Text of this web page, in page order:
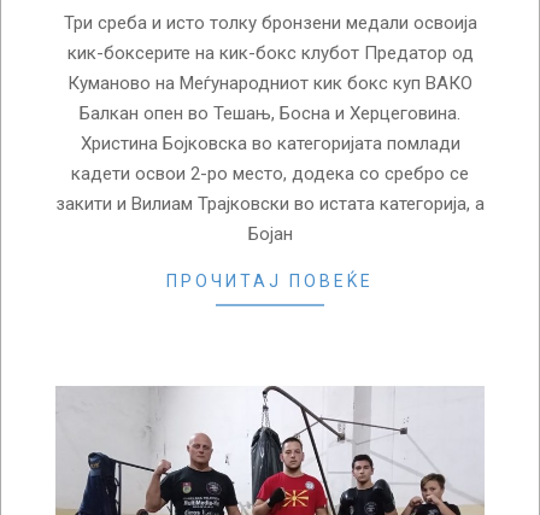
Три среба и исто толку бронзени медали освоија
кик-боксерите на кик-бокс клубот Предатор од
Куманово на Меѓународниот кик бокс куп ВАКО
Балкан опен во Тешањ, Босна и Херцеговина.
Христина Бојковска во категоријата помлади
кадети освои 2-ро место, додека со сребро се
закити и Вилиам Трајковски во истата категорија, а
Бојан
ПРОЧИТАЈ ПОВЕЌЕ